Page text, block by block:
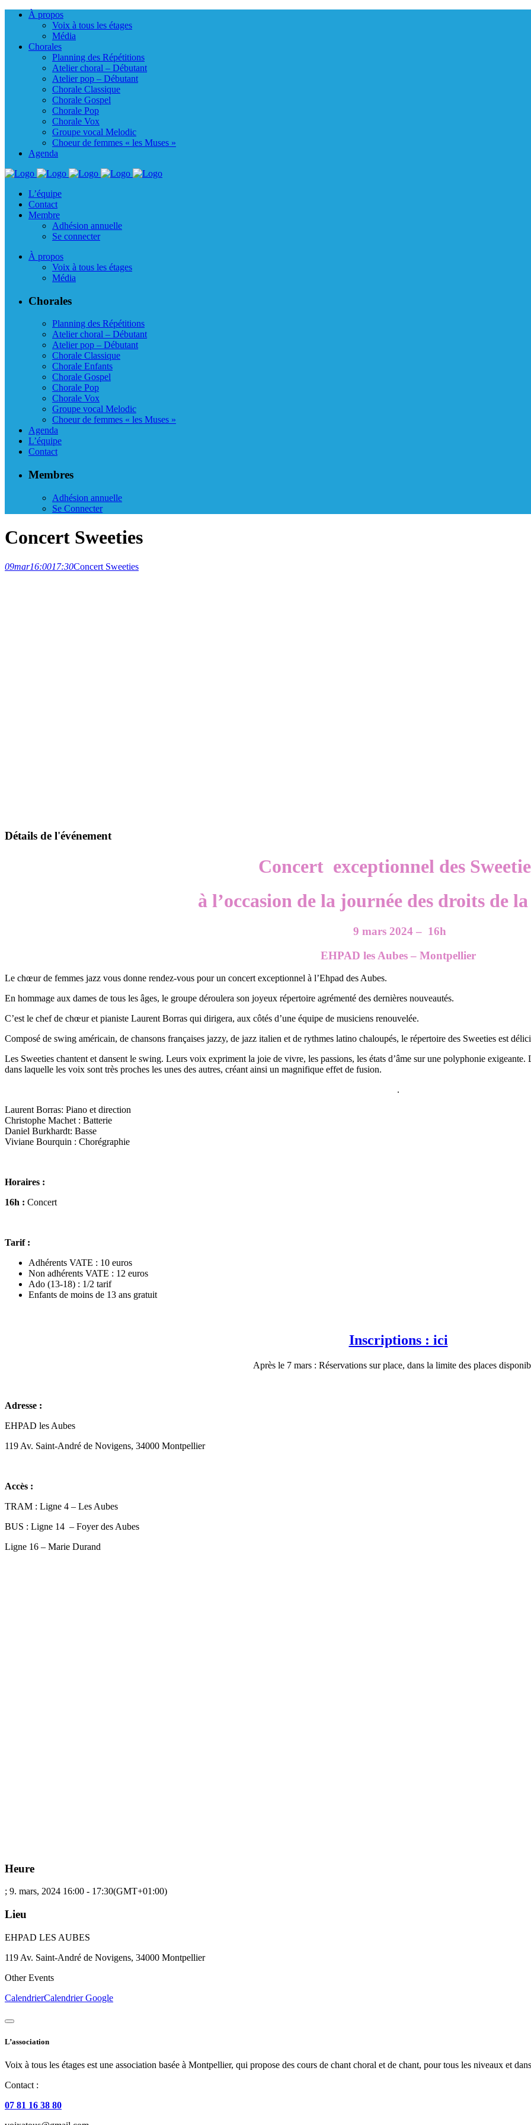
À propos
Voix à tous les étages
Média
Chorales
Planning des Répétitions
Atelier choral – Débutant
Atelier pop – Débutant
Chorale Classique
Chorale Gospel
Chorale Pop
Chorale Vox
Groupe vocal Melodic
Choeur de femmes « les Muses »
Agenda
L’équipe
Contact
Membre
Adhésion annuelle
Se connecter
À propos
Voix à tous les étages
Média
Chorales
Planning des Répétitions
Atelier choral – Débutant
Atelier pop – Débutant
Chorale Classique
Chorale Enfants
Chorale Gospel
Chorale Pop
Chorale Vox
Groupe vocal Melodic
Choeur de femmes « les Muses »
Agenda
L’équipe
Contact
Membres
Adhésion annuelle
Se Connecter
Concert Sweeties
09mar16:0017:30Concert Sweeties
Détails de l'événement
Concert exceptionnel des
à l’occasion de la journée des droits de
9 mars 2024 – 16h
EHPAD les Aubes – Montpellier
Le chœur de femmes jazz vous donne rendez-vous pour un concert exceptionnel à l’Ehpad des Aubes.
En hommage aux dames de tous les âges, le groupe déroulera son joyeux répertoire agrémenté des dernières nouveautés.
C’est le chef de chœur et pianiste Laurent Borras qui dirigera, aux côtés d’une équipe de musiciens renouvelée.
Composé de swing américain, de chansons françaises jazzy, de jazz italien et de rythmes latino chaloupés, le répertoire des Sweeties est
Les Sweeties chantent et dansent le swing. Leurs voix expriment la joie de vivre, les passions, les états d’âme sur une polyphonie
dans laquelle les voix sont très proches les unes des autres, créant ainsi un magnifique effet de fusion.
.
Laurent Borras: Piano et direction
Christophe Machet : Batterie
Daniel Burkhardt: Basse
Viviane Bourquin : Chorégraphie
Horaires :
16h : Concert
Tarif :
Adhérents VATE : 10 euros
Non adhérents VATE : 12 euros
Ado (13-18) : 1/2 tarif
Enfants de moins de 13 ans gratuit
Inscriptions : ici
Après le 7 mars : Réservations sur place, dans la limite des places
Adresse :
EHPAD les Aubes
119 Av. Saint-André de Novigens, 34000 Montpellier
Accès :
TRAM : Ligne 4 – Les Aubes
BUS : Ligne 14 – Foyer des Aubes
Ligne 16 – Marie Durand
Heure
; 9. mars, 2024 16:00 - 17:30(GMT+01:00)
Lieu
EHPAD LES AUBES
119 Av. Saint-André de Novigens, 34000 Montpellier
Other Events
CalendrierCalendrier Google
L’association
Voix à tous les étages est une association basée à Montpellier, qui propose des cours de chant choral et de chant, pour tous les niveaux et
Contact :
07 81 16 38 80